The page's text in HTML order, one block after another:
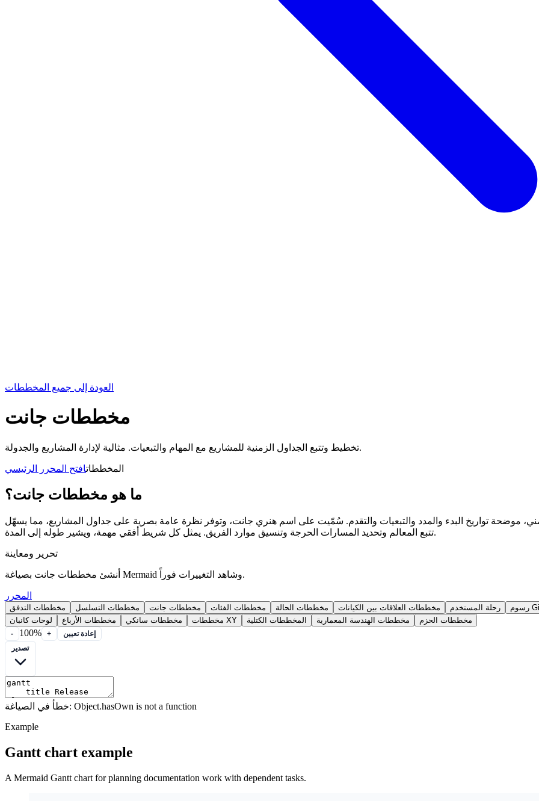
العودة إلى جميع المخططات
مخططات جانت
تخطيط وتتبع الجداول الزمنية للمشاريع مع المهام والتبعيات. مثالية لإدارة المشاريع والجدولة.
المخططاتافتح المحرر الرئيسي
ما هو مخططات جانت؟
تواريخ البدء والمدد والتبعيات والتقدم. سُمّيت على اسم هنري جانت، وتوفر نظرة عامة بصرية على جداول المشاريع، مما يسهّل
تتبع المعالم وتحديد المسارات الحرجة وتنسيق موارد الفريق. يمثل كل شريط أفقي مهمة، ويشير طوله إلى المدة.
تحرير ومعاينة
أنشئ مخططات جانت بصياغة Mermaid وشاهد التغييرات فوراً.
المحرر
مخططات التدفق مخططات التسلسل مخططات جانت مخططات الفئات مخططات الحالة مخططات العلاقات بين الكيانات رحلة المستخدم
لوحات كانبان
مخططات الأرباع مخططات سانكي مخططات XY المخططات الكتلية مخططات الهندسة المعمارية مخططات الحزم
- 100% +
إعادة تعيين
تصدير
خطأ في الصياغة: Object.hasOwn is not a function
Example
Gantt chart example
A Mermaid Gantt chart for planning documentation work with dependent tasks.